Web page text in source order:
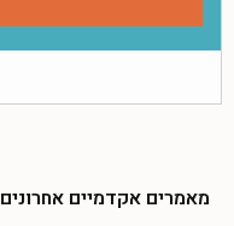
מאמרים אקדמיים אחרונים